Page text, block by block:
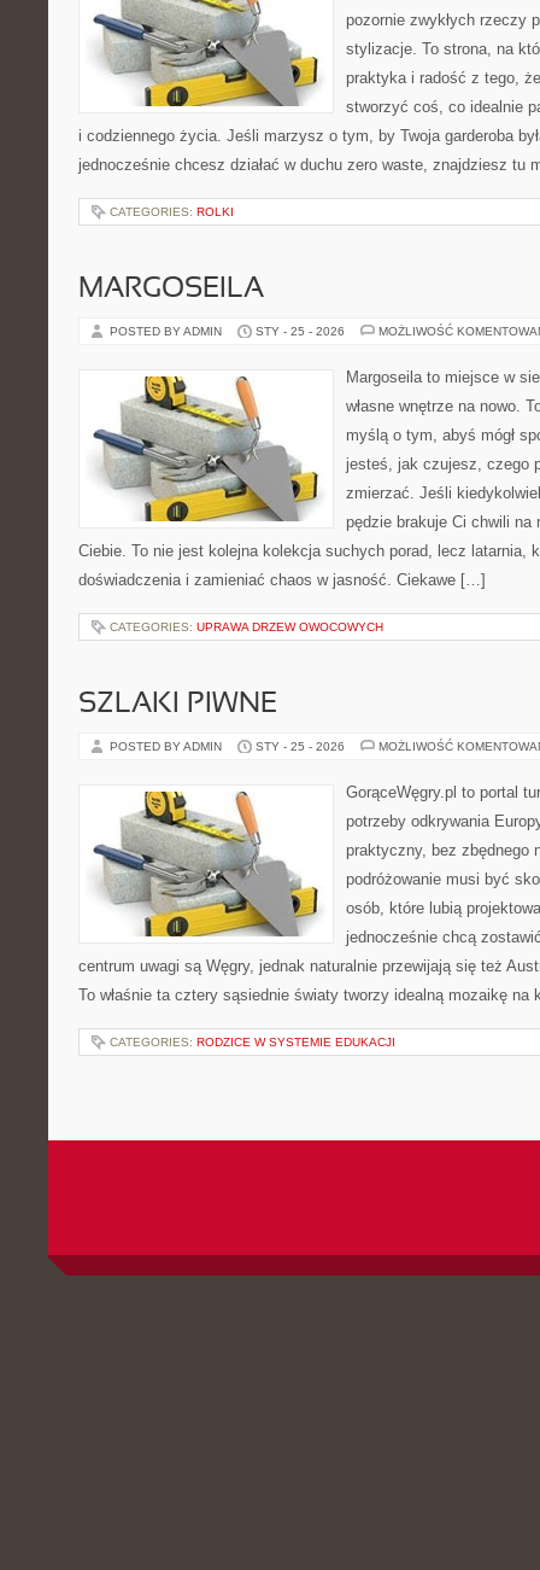
pozornie zwykłych rzeczy
stylizacje. To strona, na
praktyka i radość z tego,
stworzyć coś, co idealnie
i codziennego życia. Jeśli marzysz o tym, by Twoja garderoba
jednocześnie chcesz działać w duchu zero waste, znajdziesz tu
CATEGORIES: ROLKI
MARGOSEILA
POSTED BY ADMIN STY - 25 - 2026 MOŻLIWOŚĆ
Margoseila to miejsce w
własne wnętrze na nowo.
myślą o tym, abyś mógł
jesteś, jak czujesz, czego
zmierzać. Jeśli
pędzie brakuje Ci chwili na
Ciebie. To nie jest kolejna kolekcja suchych porad, lecz latarnia,
doświadczenia i zamieniać chaos w jasność. Ciekawe […]
CATEGORIES: UPRAWA DRZEW OWOCOWYCH
SZLAKI PIWNE
POSTED BY ADMIN STY - 25 - 2026 MOŻLIWOŚĆ
GorąceWęgry.pl to portal
potrzeby odkrywania
praktyczny, bez zbędnego
podróżowanie musi być
osób, które lubią
jednocześnie chcą
centrum uwagi są Węgry, jednak naturalnie przewijają się też
To właśnie ta cztery sąsiednie światy tworzy idealną mozaikę
CATEGORIES: RODZICE W SYSTEMIE EDUKACJI